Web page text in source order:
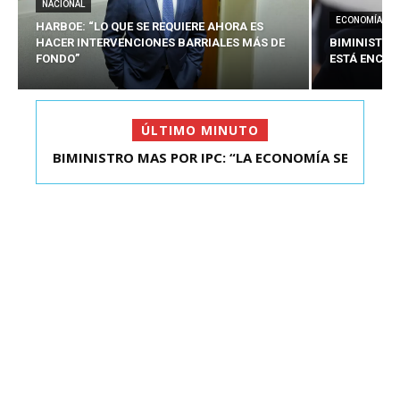
NACIONAL
HARBOE: “LO QUE SE REQUIERE AHORA ES
HACER INTERVENCIONES BARRIALES MÁS DE
FONDO”
ECONOMÍA
BIMINISTRO
ESTÁ
ÚLTIMO MINUTO
KAST SE REUNIÓ CON EL PRESIDENTE ELECTO DE
BIMINISTRO MAS POR IPC: “LA ECONOMÍA SE